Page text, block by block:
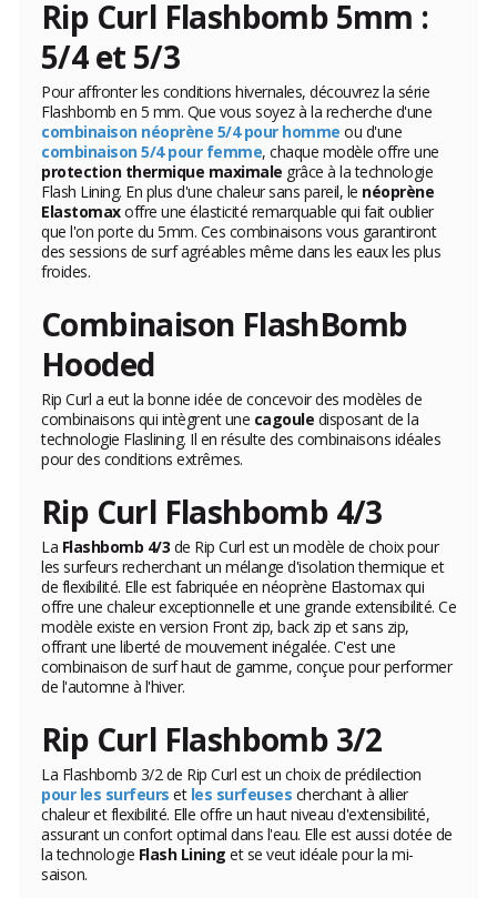
Rip Curl Flashbomb 5mm :
5/4 et 5/3
Pour affronter les conditions hivernales, découvrez la série
Flashbomb en 5 mm. Que vous soyez à la recherche d'une
combinaison néoprène 5/4 pour homme ou d'une
combinaison 5/4 pour femme, chaque modèle offre une
protection thermique maximale grâce à la technologie
Flash Lining. En plus d'une chaleur sans pareil, le néoprène
Elastomaxoffre une élasticité remarquable qui fait oublier
que l'on porte du 5mm. Ces combinaisons vous garantiront
des sessions de surf agréables même dans les eaux les plus
froides.
Combinaison FlashBomb
Hooded
Rip Curl a eut la bonne idée de concevoir des modèles de
combinaisons qui intègrent une cagoule disposant de la
technologie Flaslining. Il en résulte des combinaisons idéales
pour des conditions extrêmes.
Rip Curl Flashbomb 4/3
La Flashbomb 4/3 de Rip Curl est un modèle de choix pour
les surfeurs recherchant un mélange d'isolation thermique et
de flexibilité. Elle est fabriquée en néoprène Elastomax qui
offre une chaleur exceptionnelle et une grande extensibilité. Ce
modèle existe en version Front zip, back zip et sans zip,
offrant une liberté de mouvement inégalée. C'est une
combinaison de surf haut de gamme, conçue pour performer
de l'automne à l'hiver.
Rip Curl Flashbomb 3/2
La Flashbomb 3/2 de Rip Curl est un choix de prédilection
pour les surfeurs et les surfeuses cherchant à allier
chaleur et flexibilité. Elle offre un haut niveau d'extensibilité,
assurant un confort optimal dans l'eau. Elle est aussi dotée de
la technologie Flash Lining et se veut idéale pour la mi-
saison.